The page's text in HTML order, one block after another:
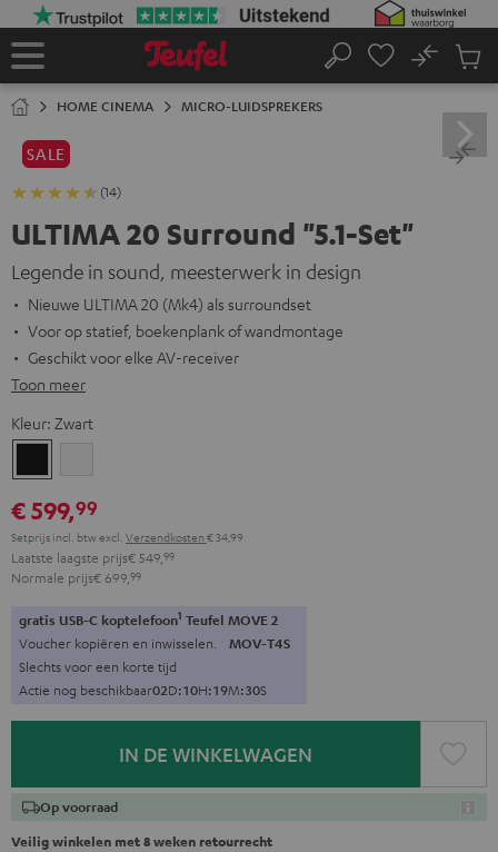
Home
Zoeken
No
HOME CINEMA MICRO-LUIDSPREKERS
SALE
(14)
ULTIMA 20 Surround "5.1-Set"
Legende in sound, meesterwerk in design
Nieuwe ULTIMA 20 (Mk4) als surroundset
Voor op statief, boekenplank of wandmontage
Geschikt voor elke AV-receiver
Toon meer
Kleur: Zwart
€ 599,99
Setprijs incl. btwexcl. Verzendkosten € 34,99
Laatste laagste prijs€ 549, 99
Normale prijs€ 699, 99
gratis USB-C koptelefoon1 Teufel MOVE 2
Voucher kopiëren en inwisselen. MOV-T4S
Slechts voor een korte tijd
Actie nog beschikbaar02D:10H:19M:29S
IN DE WINKELWAGEN
Op voorraad
Veilig winkelen met 8 weken retourrecht